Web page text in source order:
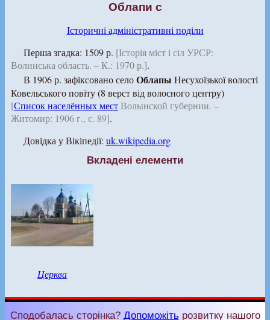
Облапи с
Історичні адміністративні поділи
Перша згадка: 1509 р. [Історія міст і сіл УРСР:
Волинська область. – К.: 1970 р.].
В 1906 р. зафіксовано селоОблапы Несухоїзької волості
Ковельського повіту (8 верст від волосного центру)
[Список населённых местВолынской губернии. –
Житомир: 1906 г., с. 89].
Довідка у Вікіпедії: uk.wikipedia.org
Вкладені елементи
Церква
Сподобалась сторінка? Допоможіть розвитку нашого